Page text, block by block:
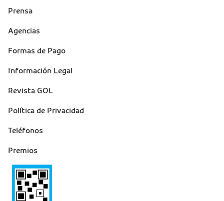
Prensa
Suporte
Agencias
Formas de Pago
Información Legal
Revista GOL
Política de Privacidad
Teléfonos
Premios